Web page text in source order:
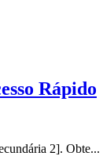
Rápido
2]. Obte...